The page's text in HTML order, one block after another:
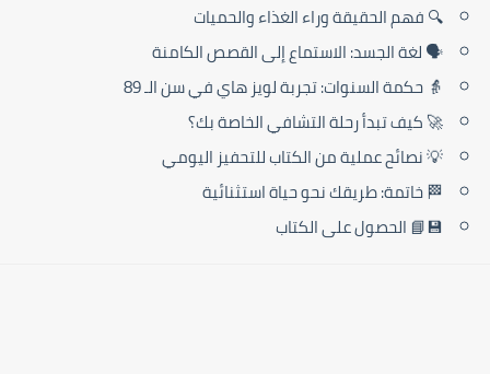
🔍 فهم الحقيقة وراء الغذاء والحميات
🗣️ لغة الجسد: الاستماع إلى القصص الكامنة
👵 حكمة السنوات: تجربة لويز هاي في سن الـ 89
🚀 كيف تبدأ رحلة التشافي الخاصة بك؟
💡 نصائح عملية من الكتاب للتحفيز اليومي
🏁 خاتمة: طريقك نحو حياة استثنائية
💾📘 الحصول على الكتاب